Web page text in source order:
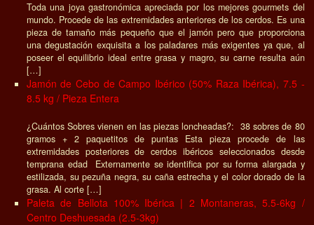
Toda una joya gastronómica apreciada por los mejores gourmets del
mundo. Procede de las extremidades anteriores de los cerdos. Es una
pieza de tamaño más pequeño que el jamón pero que proporciona
una degustación exquisita a los paladares más exigentes ya que, al
poseer el equilibrio ideal entre grasa y magro, su carne resulta aún
[…]
Jamón de Cebo de Campo Ibérico (50% Raza Ibérica), 7.5 -
8.5 kg / Pieza Entera
¿Cuántos Sobres vienen en las piezas loncheadas?: 38 sobres de 80
gramos + 2 paquetitos de puntas Esta pieza procede de las
extremidades posteriores de cerdos ibéricos seleccionados desde
temprana edad Externamente se identifica por su forma alargada y
estilizada, su pezuña negra, su caña estrecha y el color dorado de la
grasa. Al corte […]
Paleta de Bellota 100% Ibérica | 2 Montaneras, 5.5-6kg /
Centro Deshuesada (2.5-3kg)